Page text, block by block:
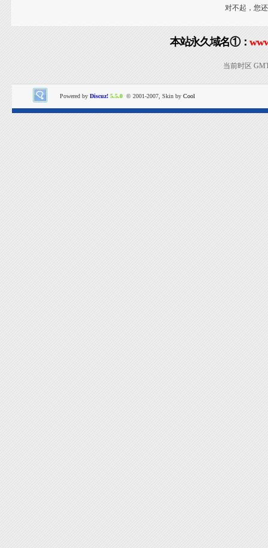
对不起，您
本站永久域名①：
当前时区
Powered by Discuz! 5.5.0 © 2001-2007, Skin by Cool